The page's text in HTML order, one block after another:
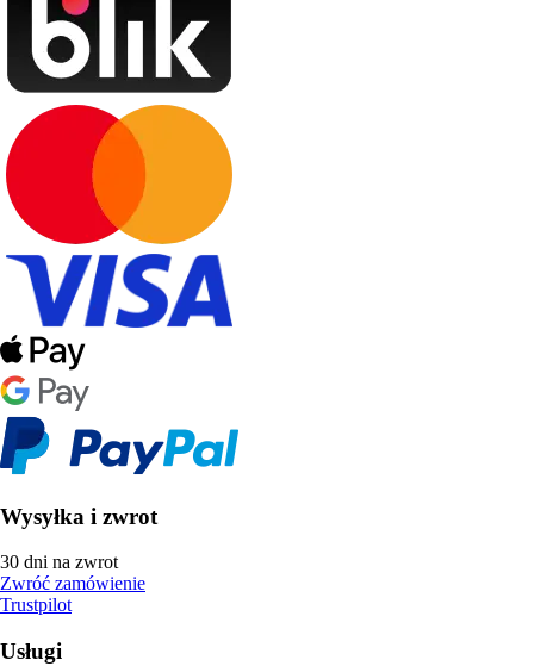
Wysyłka i zwrot
30 dni na zwrot
Zwróć zamówienie
Trustpilot
Usługi